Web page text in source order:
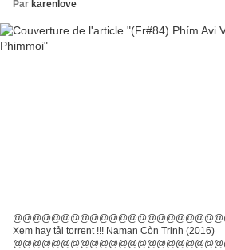
Par karenlove
Xem hay tải torrent !!! Naman Còn Trinh (2016)